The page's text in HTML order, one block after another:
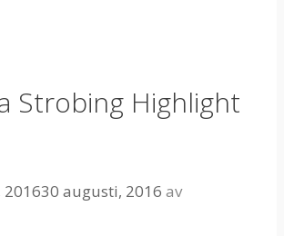
Strobing Highlight
30 augusti, 2016 av